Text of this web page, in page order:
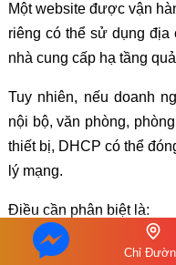
Một website được vận
riêng có thể sử dụng địa
nhà cung cấp hạ tầng
Tuy nhiên, nếu doanh
nội bộ, văn phòng,
thiết bị, DHCP có thể
lý mạng.
Điều cần phân biệt là:
DHCP giúp thiết bị
Chỉ